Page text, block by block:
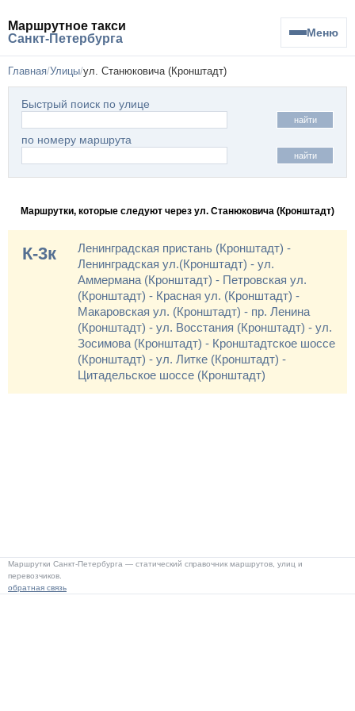
Маршрутное такси
Санкт-Петербурга
Меню
Главная Улицы ул. Станюковича (Кронштадт)
Быстрый поиск по улице
найти
по номеру маршрута
найти
Маршрутки, которые следуют через ул. Станюковича (Кронштадт)
К-3к
Ленинградская пристань (Кронштадт) -
Ленинградская ул.(Кронштадт) - ул.
Аммермана (Кронштадт) - Петровская ул.
(Кронштадт) - Красная ул. (Кронштадт) -
Макаровская ул. (Кронштадт) - пр. Ленина
(Кронштадт) - ул. Восстания (Кронштадт) - ул.
Зосимова (Кронштадт) - Кронштадтское шоссе
(Кронштадт) - ул. Литке (Кронштадт) -
Цитадельское шоссе (Кронштадт)
Маршрутки Санкт-Петербурга — статический справочник маршрутов, улиц и
перевозчиков.
обратная связь